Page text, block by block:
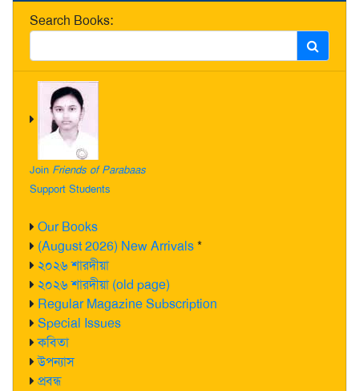
Search Books:
Join Friends of Parabaas
Support Students
Our Books
(August 2026) New Arrivals*
২০২৬ শারদীয়া
২০২৬ শারদীয়া (old page)
Regular Magazine Subscription
Special Issues
কবিতা
উপন্যাস
প্রবন্ধ